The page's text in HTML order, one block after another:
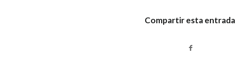
Compartir esta entrada